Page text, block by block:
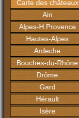
Carte des châteaux
Ain
Alpes-H.Provence
Hautes-Alpes
Ardeche
Bouches-du-Rhône
Drôme
Gard
Hérault
Isère